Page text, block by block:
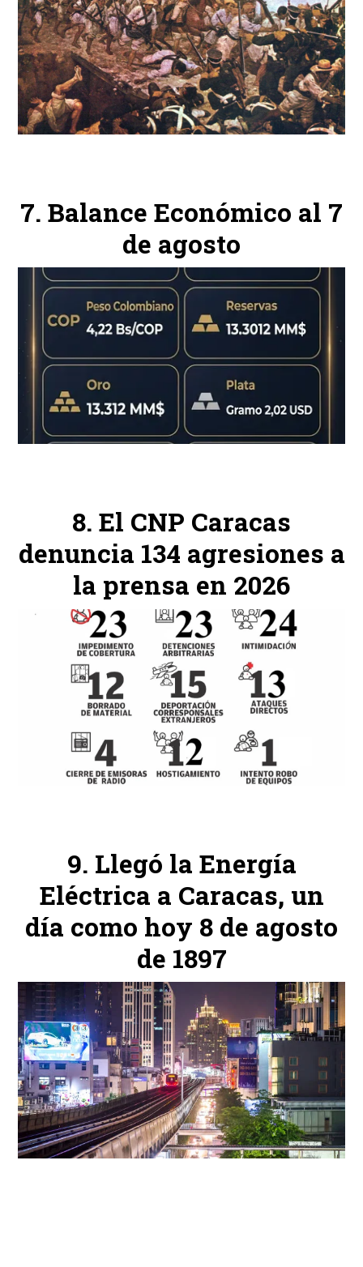
Balance Económico al 7
de agosto
El CNP Caracas
denuncia 134 agresiones a
la prensa en 2026
Llegó la Energía
Eléctrica a Caracas, un
día como hoy 8 de agosto
de 1897